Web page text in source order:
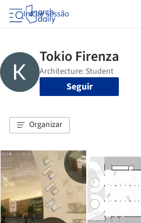
Iniciar sessão
Seguir
Organizar